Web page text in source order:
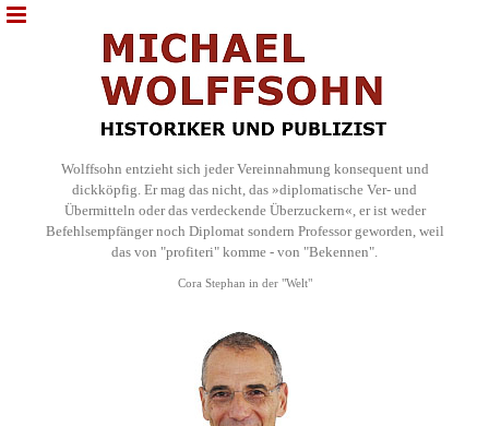
Wolffsohn entzieht sich jeder Vereinnahmung konsequent und
dickköpfig. Er mag das nicht, das »diplomatische Ver- und
Übermitteln oder das verdeckende Überzuckern«, er ist weder
Befehlsempfänger noch Diplomat sondern Professor geworden, weil
das von "profiteri" komme - von "Bekennen".
Cora Stephan in der "Welt"